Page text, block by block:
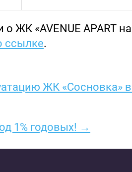
о ЖК «AVENUE APART
ссылке.
ЖК «Сосновка»
1% годовых! →